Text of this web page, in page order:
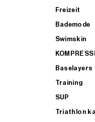
Freizeit
Bademode
Swimskin
Baselayers
Training
SUP
Triathlon